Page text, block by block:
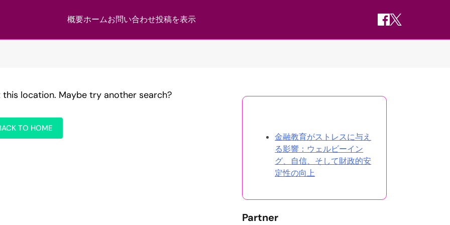
概要ホームお問い合わせ投稿を表示
location. Maybe try another search?
TO HOME
金融教育がストレスに与え
る影響：ウェルビーイン
グ、自信、そして財政的安
定性の向上
Partner